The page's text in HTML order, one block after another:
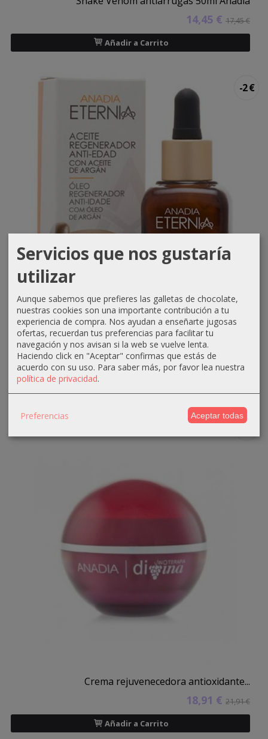
14,45 € 17,45 €
Añadir a Carrito
-2 €
Aceite regenerador argan anti edad...
17,65 €
Crema rejuvenecedora antioxidante...
18,91 € 21,91 €
Añadir a Carrito
Servicios que nos gustaría
utilizar
Aunque sabemos que prefieres las galletas de chocolate,
nuestras cookies son una importante contribución a tu
experiencia de compra. Nos ayudan a enseñarte jugosas
ofertas, recuerdan tus preferencias para facilitar tu
navegación y nos avisan si la web se vuelve lenta.
Haciendo click en "Aceptar" confirmas que estás de
acuerdo con su uso. Para saber más, por favor lea nuestra
política de privacidad.
Preferencias Aceptar todas